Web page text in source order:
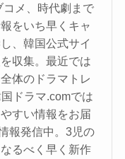
メ、時代劇まで
をいち早くキャ
、韓国公式サイ
収集。最近では
体のドラマトレ
ドラマ.comでは
すい情報をお届
報発信中。3児の
るべく早く新作